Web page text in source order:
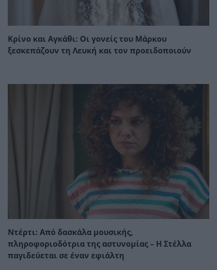
Κρίνο και Αγκάθι: Οι γονείς του Μάρκου
ξεσκεπάζουν τη Λευκή και τον προειδοποιούν
Ντέρτι: Από δασκάλα μουσικής,
πληροφοριοδότρια της αστυνομίας – Η Στέλλα
παγιδεύεται σε έναν εφιάλτη